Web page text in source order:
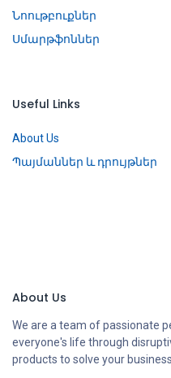
Նոութբուքներ
Սմարթֆոններ
Useful Links
About Us
Պայմաններ և դրույթներ
About Us
We are a team of passionate
everyone's life through
products to solve your